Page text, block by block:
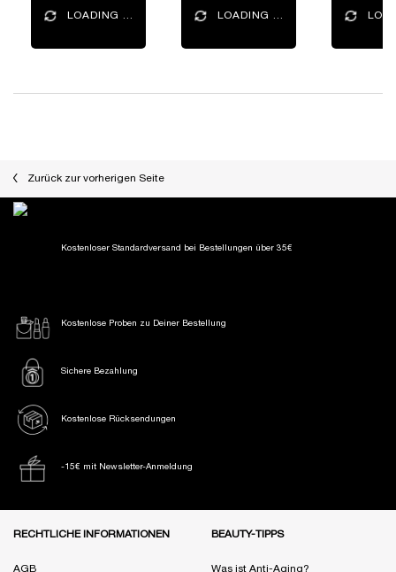
LOADING ... LOADING ...
GOES WITH YOUR FRAGRANCE
Zurück zur vorherigen Seite
Kostenloser Standardversand bei Bestellungen über 35€
Kostenlose Proben zu Deiner Bestellung
Sichere Bezahlung
Kostenlose Rücksendungen
-15€ mit Newsletter-Anmeldung
RECHTLICHE INFORMATIONEN
AGB
BEAUTY-TIPPS
Was ist Anti-Aging?